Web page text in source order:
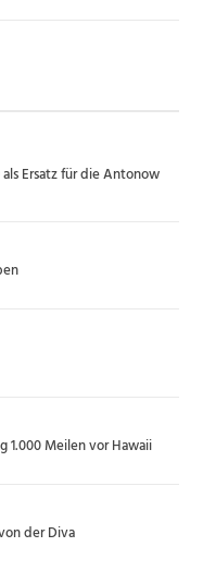
Ersatz für die Antonow
1.000 Meilen vor Hawaii
der Diva